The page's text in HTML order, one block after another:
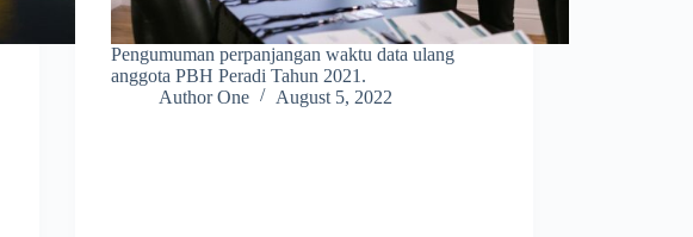
Pengumuman perpanjangan waktu data ulang
anggota PBH Peradi Tahun 2021.
Author One
August 5, 2022